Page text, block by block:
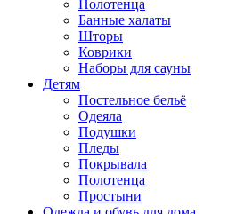
Полотенца
Банные халаты
Шторы
Коврики
Наборы для сауны
Детям
Постельное бельё
Одеяла
Подушки
Пледы
Покрывала
Полотенца
Простыни